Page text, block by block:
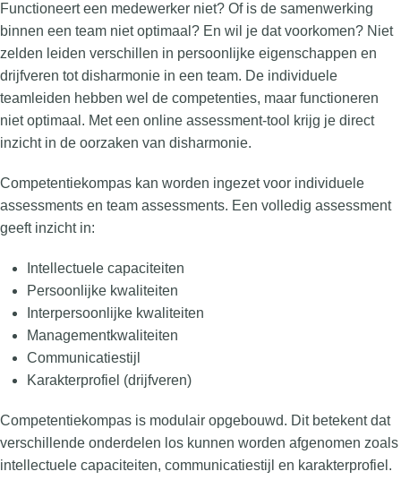
Functioneert een medewerker niet? Of is de samenwerking
binnen een team niet optimaal? En wil je dat voorkomen? Niet
zelden leiden verschillen in persoonlijke eigenschappen en
drijfveren tot disharmonie in een team. De individuele
teamleiden hebben wel de competenties, maar functioneren
niet optimaal. Met een online assessment-tool krijg je direct
inzicht in de oorzaken van disharmonie.
Competentiekompas kan worden ingezet voor individuele
assessments en team assessments. Een volledig assessment
geeft inzicht in:
Intellectuele capaciteiten
Persoonlijke kwaliteiten
Interpersoonlijke kwaliteiten
Managementkwaliteiten
Communicatiestijl
Karakterprofiel (drijfveren)
Competentiekompas is modulair opgebouwd. Dit betekent dat
verschillende onderdelen los kunnen worden afgenomen zoals
intellectuele capaciteiten, communicatiestijl en karakterprofiel.